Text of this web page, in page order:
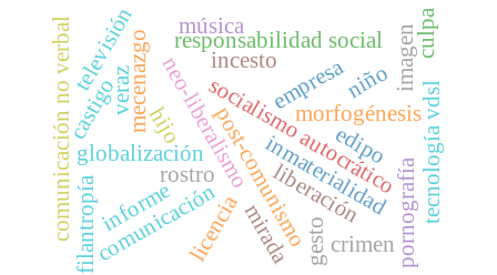
socialismo autocrático
post-comunismo
neo-liberalismo
globalización
morfogénesis
inmaterialidad
liberación
comunicación
empresa
mecenazgo
filantropía
responsabilidad social imagen
gesto
rostro
comunicación no verbal mirada
televisión
tecnología vdsl
informelicencia
edipo
hijo
incesto
crimen
culpa
castigoveraz
música
pornografía
niño